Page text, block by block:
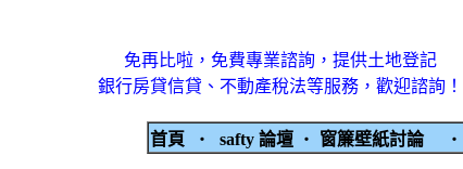
免再比啦，免費專業諮詢，提供土地登記
銀行房貸信貸、不動產稅法等服務，歡迎諮詢！
首頁 ‧ safty 論壇 ‧ 窗簾壁紙討論 ‧